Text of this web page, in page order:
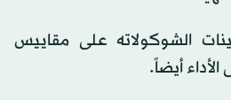
الشوكولاته على مقاييس
أيضاً.